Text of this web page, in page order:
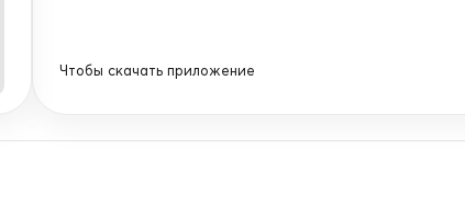
Чтобы скачать приложение